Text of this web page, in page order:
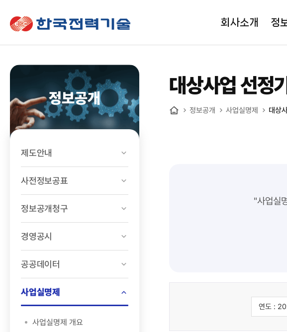
한국전력기술
회사소개 정
정보공개
제도안내
사전정보공표
정보공개청구
경영공시
공공데이터
사업실명제
사업실명제 개요
대상사업 선정
정보공개 사업실명제 대상
"사업실